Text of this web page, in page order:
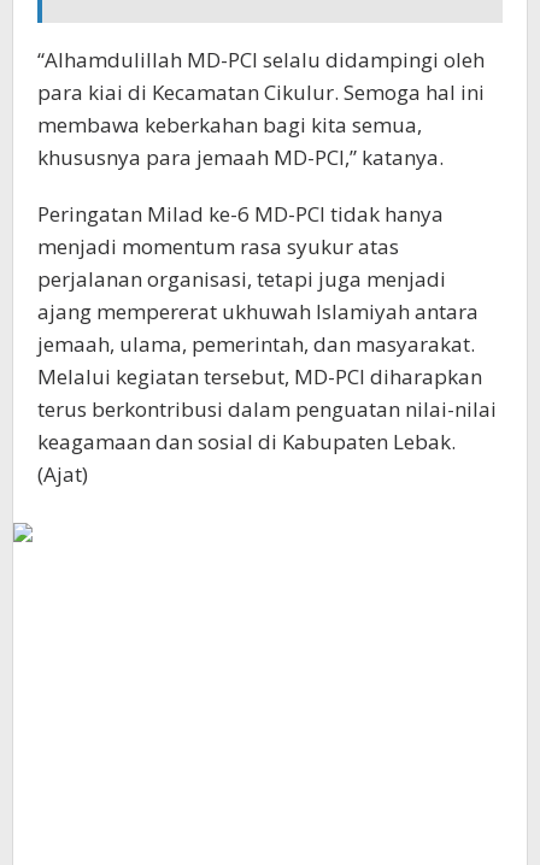
“Alhamdulillah MD-PCI selalu didampingi oleh
para kiai di Kecamatan Cikulur. Semoga hal ini
membawa keberkahan bagi kita semua,
khususnya para jemaah MD-PCI,” katanya.
Peringatan Milad ke-6 MD-PCI tidak hanya
menjadi momentum rasa syukur atas
perjalanan organisasi, tetapi juga menjadi
ajang mempererat ukhuwah Islamiyah antara
jemaah, ulama, pemerintah, dan masyarakat.
Melalui kegiatan tersebut, MD-PCI diharapkan
terus berkontribusi dalam penguatan nilai-nilai
keagamaan dan sosial di Kabupaten Lebak.
(Ajat)